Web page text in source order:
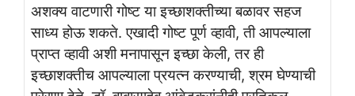
अशक्य वाटणारी गोष्ट या इच्छाशक्तीच्या बळावर सहज
साध्य होऊ शकते. एखादी गोष्ट पूर्ण व्हावी, ती आपल्याला
प्राप्त व्हावी अशी मनापासून इच्छा केली, तर ही
इच्छाशक्तीच आपल्याला प्रयत्न करण्याची, श्रम घेण्याची